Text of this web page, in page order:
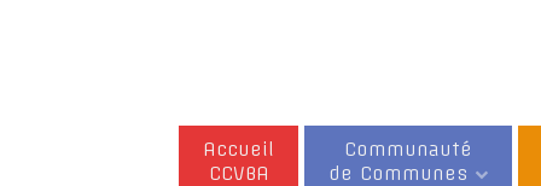
Accueil
CCVBA
Communauté
de Communes